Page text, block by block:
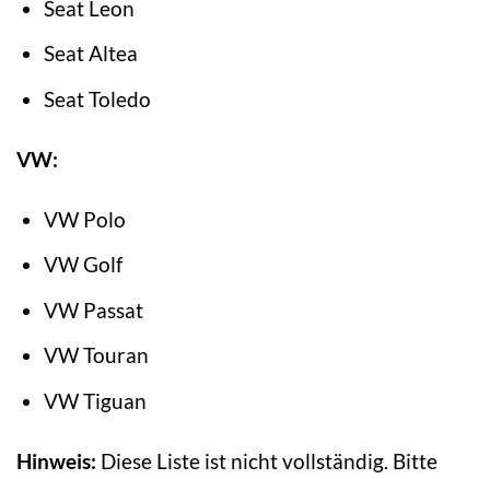
Seat Leon
Seat Altea
Seat Toledo
VW:
VW Polo
VW Golf
VW Passat
VW Touran
VW Tiguan
Hinweis: Diese Liste ist nicht vollständig. Bitte